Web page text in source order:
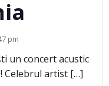
pm
un concert acustic
Celebrul artist […]